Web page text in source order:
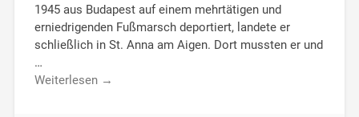
1945 aus Budapest auf einem mehrtätigen und
erniedrigenden Fußmarsch deportiert, landete er
schließlich in St. Anna am Aigen. Dort mussten er und
…
Weiterlesen →